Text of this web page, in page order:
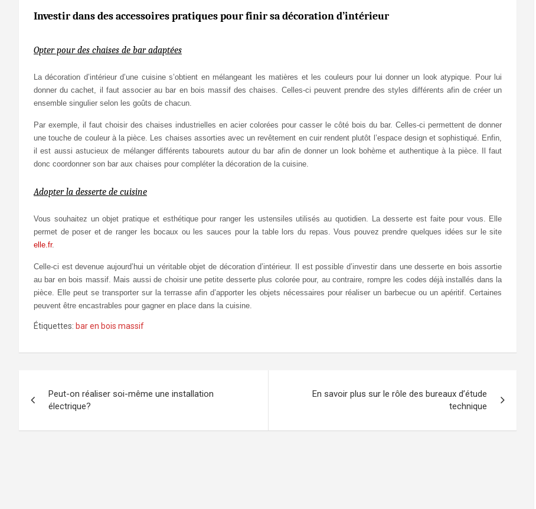
Investir dans des accessoires pratiques pour finir sa décoration d’intérieur
Opter pour des chaises de bar adaptées
La décoration d’intérieur d’une cuisine s’obtient en mélangeant les matières et les couleurs pour lui donner un look atypique. Pour lui
donner du cachet, il faut associer au bar en bois massif des chaises. Celles-ci peuvent prendre des styles différents afin de créer un
ensemble singulier selon les goûts de chacun.
Par exemple, il faut choisir des chaises industrielles en acier colorées pour casser le côté bois du bar. Celles-ci permettent de donner
une touche de couleur à la pièce. Les chaises assorties avec un revêtement en cuir rendent plutôt l’espace design et sophistiqué. Enfin,
il est aussi astucieux de mélanger différents tabourets autour du bar afin de donner un look bohème et authentique à la pièce. Il faut
donc coordonner son bar aux chaises pour compléter la décoration de la cuisine.
Adopter la desserte de cuisine
Vous souhaitez un objet pratique et esthétique pour ranger les ustensiles utilisés au quotidien. La desserte est faite pour vous. Elle
permet de poser et de ranger les bocaux ou les sauces pour la table lors du repas. Vous pouvez prendre quelques idées sur le site
elle.fr.
Celle-ci est devenue aujourd’hui un véritable objet de décoration d’intérieur. Il est possible d’investir dans une desserte en bois assortie
au bar en bois massif. Mais aussi de choisir une petite desserte plus colorée pour, au contraire, rompre les codes déjà installés dans la
pièce. Elle peut se transporter sur la terrasse afin d’apporter les objets nécessaires pour réaliser un barbecue ou un apéritif. Certaines
peuvent être encastrables pour gagner en place dans la cuisine.
Étiquettes: bar en bois massif
de
l’article
Peut-on réaliser soi-même une installation
électrique?
En savoir plus sur le rôle des bureaux d’étude
technique